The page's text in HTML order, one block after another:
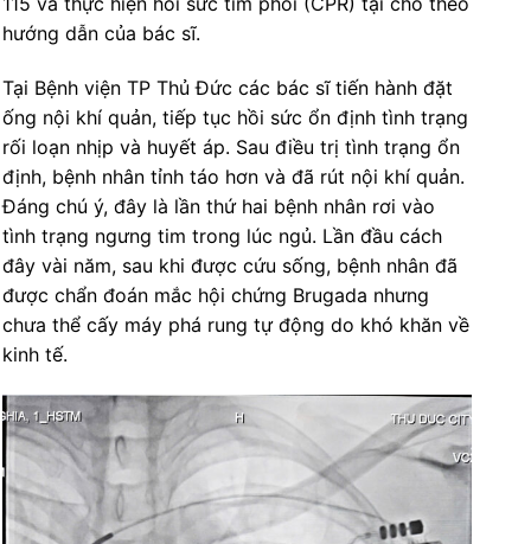
hướng dẫn của bác sĩ.
Tại Bệnh viện TP Thủ Đức các bác sĩ tiến hành đặt
ống nội khí quản, tiếp tục hồi sức ổn định tình trạng
rối loạn nhịp và huyết áp. Sau điều trị tình trạng ổn
định, bệnh nhân tỉnh táo hơn và đã rút nội khí quản.
Đáng chú ý, đây là lần thứ hai bệnh nhân rơi vào
tình trạng ngưng tim trong lúc ngủ. Lần đầu cách
đây vài năm, sau khi được cứu sống, bệnh nhân đã
được chẩn đoán mắc hội chứng Brugada nhưng
chưa thể cấy máy phá rung tự động do khó khăn về
kinh tế.